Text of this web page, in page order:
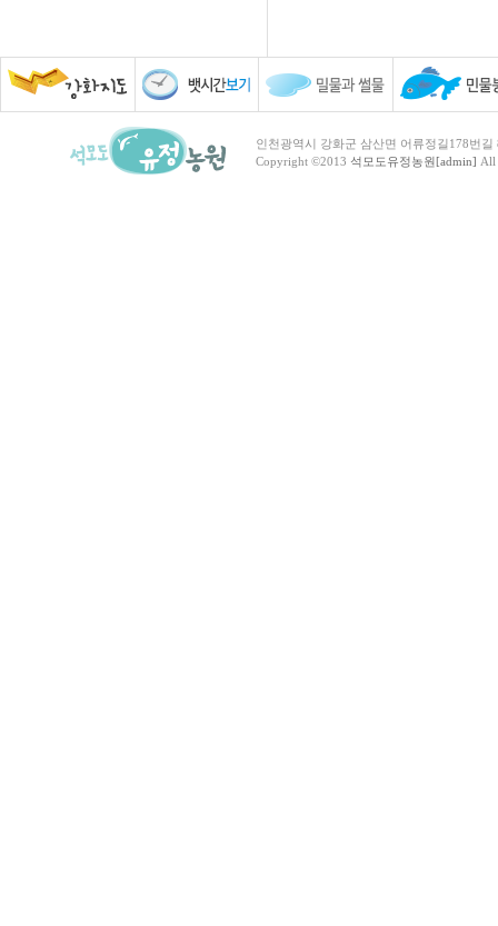
인천광역시 강화군 삼산면 어류정길178번
Copyright ©2013 석모도유정농원[admin] All